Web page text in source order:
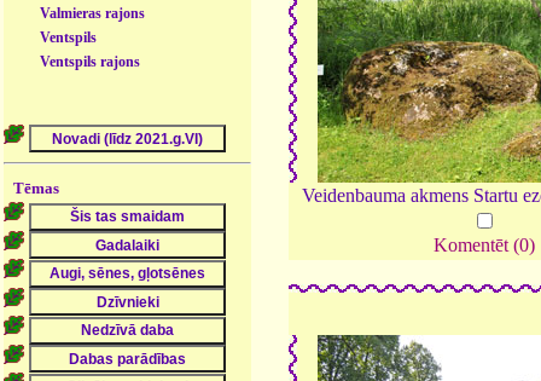
Valmieras rajons
Ventspils
Ventspils rajons
Tēmas Veidenbauma akmens Startu
Komentēt (0)